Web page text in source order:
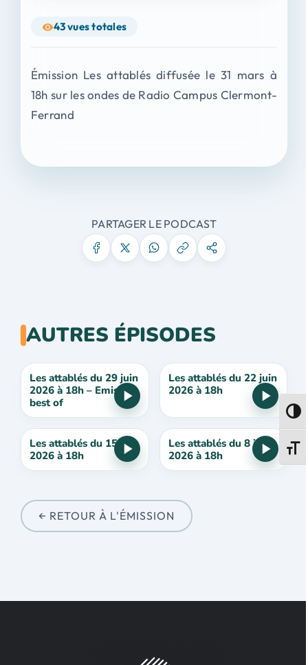
43vues totales
Émission Les attablés diffusée le 31 mars à
18h sur les ondes de Radio Campus Clermont-
Ferrand
PARTAGER LE PODCAST
AUTRES ÉPISODES
Les attablés du 29 juin
2026 à 18h – Emission
best of
Les attablés du 22 juin
2026 à 18h
Les attablés du 15 juin
2026 à 18h
Les attablés du 8 juin
2026 à 18h
← RETOUR À L'ÉMISSION